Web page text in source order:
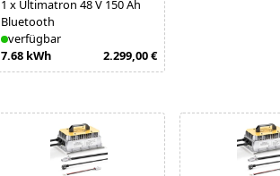
1 x Ultimatron 48 V 150 Ah
Bluetooth
verfügbar
7.68 kWh
2.299,00 €